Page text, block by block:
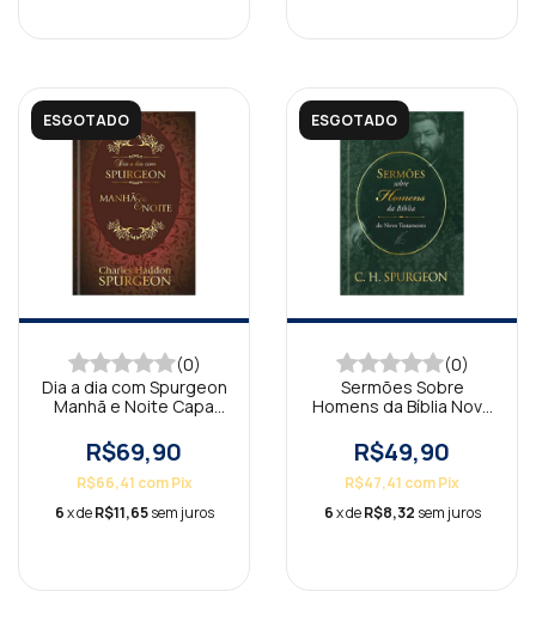
ESGOTADO
(0)
Dia a dia com Spurgeon
Manhã e Noite Capa
R$69,90
R$66,41 com Pix
6x deR$11,65 sem juros
ESGOTADO
(0)
Sermões Sobre
Homens da Bíblia Novo
R$49,90
R$47,41 comPix
6x deR$8,32 sem juros